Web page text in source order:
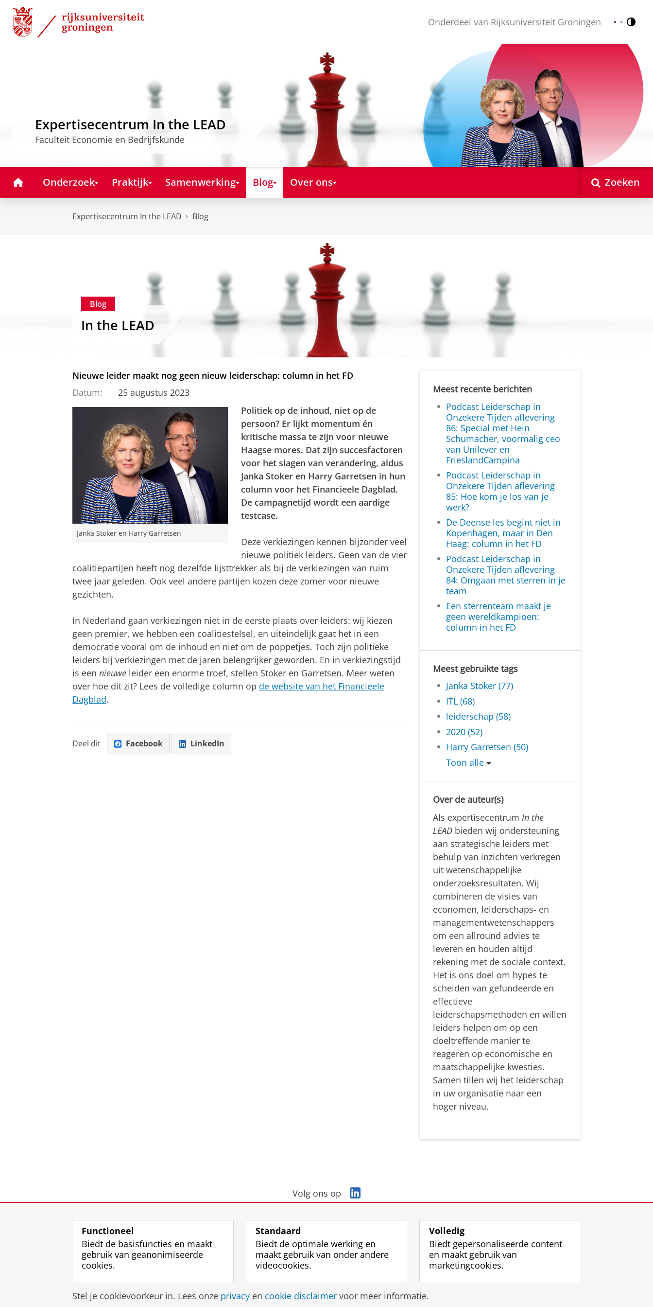
Skip
Content
Skip
Navigation
Onderdeel van Rijksuniversiteit Groningen Nederlands
English
Expertisecentrum In the LEAD
Faculteit Economie en Bedrijfskunde
HomeOnderzoek Praktijk Samenwerking Blog Over ons Zoeken
Expertisecentrum In the LEAD Blog
Blog
In the LEAD
Nieuwe leider maakt nog geen nieuw leiderschap: column in het FD
Datum:
25 augustus 2023
Janka Stoker en Harry Garretsen
Politiek op de inhoud, niet op de
persoon? Er lijkt momentum én
kritische massa te zijn voor nieuwe
Haagse mores. Dat zijn succesfactoren
voor het slagen van verandering, aldus
Janka Stoker en Harry Garretsen in hun
column voor het Financieele Dagblad.
De campagnetijd wordt een aardige
testcase.
Deze verkiezingen kennen bijzonder veel
nieuwe politiek leiders. Geen van de vier
coalitiepartijen heeft nog dezelfde lijsttrekker als bij de verkiezingen van ruim
twee jaar geleden. Ook veel andere partijen kozen deze zomer voor nieuwe
gezichten.
In Nederland gaan verkiezingen niet in de eerste plaats over leiders: wij kiezen
geen premier, we hebben een coalitiestelsel, en uiteindelijk gaat het in een
democratie vooral om de inhoud en niet om de poppetjes. Toch zijn politieke
leiders bij verkiezingen met de jaren belengrijker geworden. En in verkiezingstijd
is een nieuwe leider een enorme troef, stellen Stoker en Garretsen. Meer weten
over hoe dit zit? Lees de volledige column op de website van het Financieele
Dagblad.
Deel dit Facebook LinkedIn
Meest recente berichten
Podcast Leiderschap in
Onzekere Tijden aflevering
86: Special met Hein
Schumacher, voormalig ceo
van Unilever en
FrieslandCampina
Podcast Leiderschap in
Onzekere Tijden aflevering
85: Hoe kom je los van je
werk?
De Deense les begint niet in
Kopenhagen, maar in Den
Haag: column in het FD
Podcast Leiderschap in
Onzekere Tijden aflevering
84: Omgaan met sterren in je
team
Een sterrenteam maakt je
geen wereldkampioen:
column in het FD
Meest gebruikte tags
Janka Stoker (77)
ITL (68)
leiderschap (58)
2020 (52)
Harry Garretsen (50)
Toon alle
Over de auteur(s)
Als expertisecentrumIn the
LEAD bieden wij ondersteuning
aan strategische leiders met
behulp van inzichten verkregen
uit wetenschappelijke
onderzoeksresultaten. Wij
combineren de visies van
economen, leiderschaps- en
managementwetenschappers
om een allround advies te
leveren en houden altijd
rekening met de sociale context.
Het is ons doel om hypes te
scheiden van gefundeerde en
effectieve
leiderschapsmethoden en willen
leiders helpen om op een
doeltreffende manier te
reageren op economische en
maatschappelijke kwesties.
Samen tillen wij het leiderschap
in uw organisatie naar een
hoger niveau.
Volg ons op
i
d
I
a
Disclaimer & Copyright Privacy Cookies Inloggen
Functioneel
Biedt de basisfuncties en maakt
gebruik van geanonimiseerde
cookies.
Standaard
Biedt de optimale werking en
maakt gebruik van onder andere
videocookies.
Volledig
Biedt gepersonaliseerde content
en maakt gebruik van
marketingcookies.
Stel je cookievoorkeur in. Lees onze privacy en cookie disclaimer voor meer informatie.